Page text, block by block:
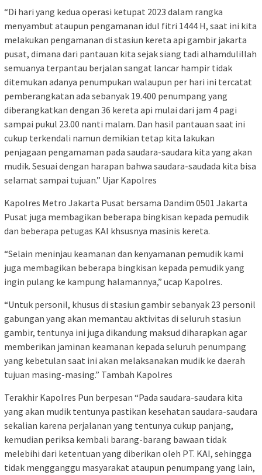
“Di hari yang kedua operasi ketupat 2023 dalam rangka
menyambut ataupun pengamanan idul fitri 1444 H, saat ini kita
melakukan pengamanan di stasiun kereta api gambir jakarta
pusat, dimana dari pantauan kita sejak siang tadi alhamdulillah
semuanya terpantau berjalan sangat lancar hampir tidak
ditemukan adanya penumpukan walaupun per hari ini tercatat
pemberangkatan ada sebanyak 19.400 penumpang yang
diberangkatkan dengan 36 kereta api mulai dari jam 4 pagi
sampai pukul 23.00 nanti malam. Dan hasil pantauan saat ini
cukup terkendali namun demikian tetap kita lakukan
penjagaan pengamaman pada saudara-saudara kita yang akan
mudik. Sesuai dengan harapan bahwa saudara-saudada kita bisa
selamat sampai tujuan.” Ujar Kapolres
Kapolres Metro Jakarta Pusat bersama Dandim 0501 Jakarta
Pusat juga membagikan beberapa bingkisan kepada pemudik
dan beberapa petugas KAI khsusnya masinis kereta.
“Selain meninjau keamanan dan kenyamanan pemudik kami
juga membagikan beberapa bingkisan kepada pemudik yang
ingin pulang ke kampung halamannya,” ucap Kapolres.
“Untuk personil, khusus di stasiun gambir sebanyak 23 personil
gabungan yang akan memantau aktivitas di seluruh stasiun
gambir, tentunya ini juga dikandung maksud diharapkan agar
memberikan jaminan keamanan kepada seluruh penumpang
yang kebetulan saat ini akan melaksanakan mudik ke daerah
tujuan masing-masing.” Tambah Kapolres
Terakhir Kapolres Pun berpesan “Pada saudara-saudara kita
yang akan mudik tentunya pastikan kesehatan saudara-saudara
sekalian karena perjalanan yang tentunya cukup panjang,
kemudian periksa kembali barang-barang bawaan tidak
melebihi dari ketentuan yang diberikan oleh PT. KAI, sehingga
tidak mengganggu masyarakat ataupun penumpang yang lain,